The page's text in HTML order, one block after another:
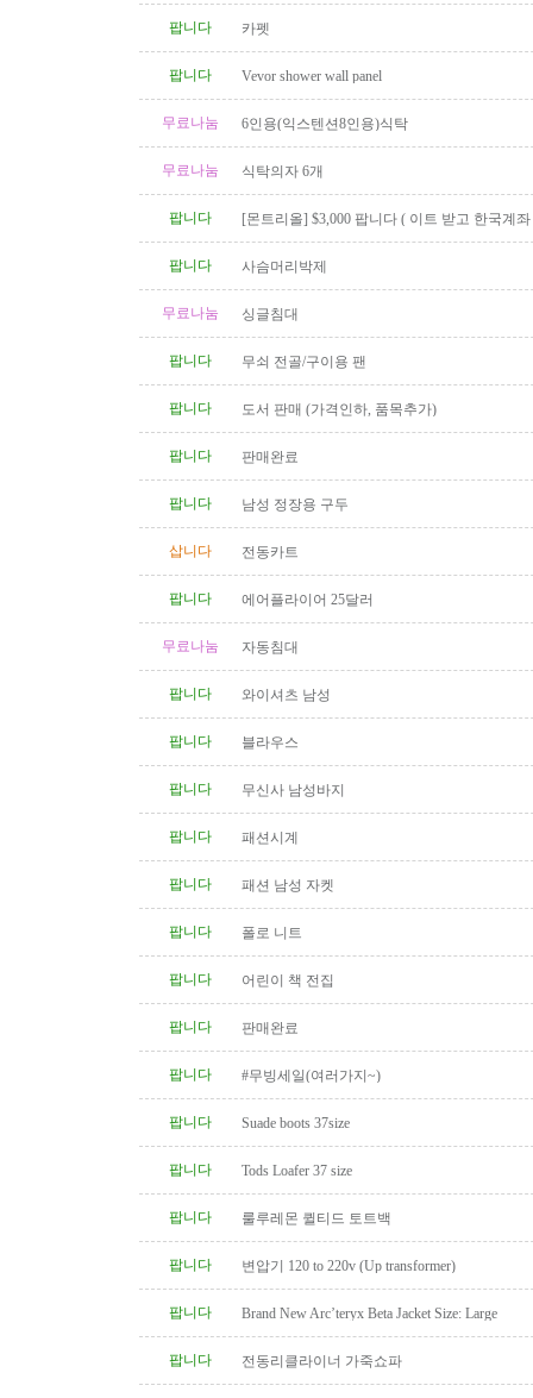
팝니다 카펫
팝니다 Vevor shower wall panel
무료나눔 6인용(익스텐션8인용)식탁
무료나눔 식탁의자 6개
팝니다
[몬트리올] $3,000 팝니다 ( 이트 받고 한국계
팝니다
사슴머리박제
무료나눔 싱글침대
팝니다 무쇠 전골/구이용 팬
팝니다 도서 판매 (가격인하, 품목추가)
팝니다 판매완료
팝니다 남성 정장용 구두
삽니다 전동카트
팝니다 에어플라이어 25달러
무료나눔 자동침대
팝니다 와이셔츠 남성
팝니다 블라우스
팝니다 무신사 남성바지
팝니다 패션시계
팝니다 패션 남성 자켓
팝니다 폴로 니트
팝니다 어린이 책 전집
팝니다 판매완료
팝니다 #무빙세일(여러가지~)
팝니다 Suade boots 37size
팝니다 Tods Loafer 37 size
팝니다 룰루레몬 퀼티드 토트백
팝니다 변압기 120 to 220v (Up transformer)
팝니다 Brand New Arc’teryx Beta Jacket Size: Large
팝니다 전동리클라이너 가죽쇼파